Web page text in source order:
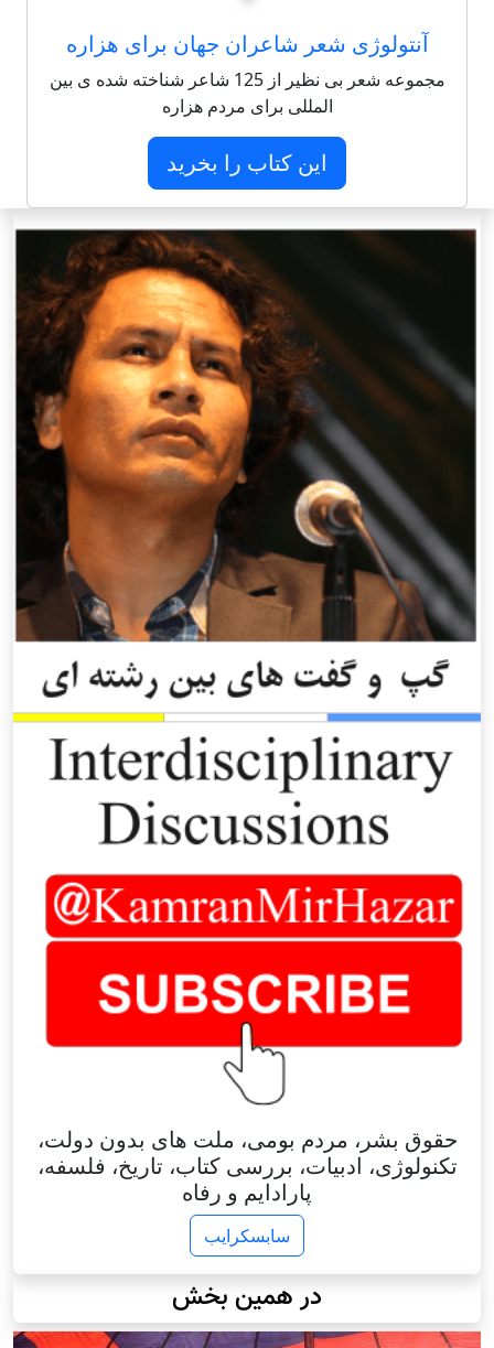
آنتولوژی شعر شاعران جهان برای هزاره
مجموعه شعر بی نظیر از 125 شاعر شناخته شده ی بین
المللی برای مردم هزاره
این کتاب را بخرید
حقوق بشر، مردم بومی، ملت های بدون دولت،
تکنولوژی، ادبیات، بررسی کتاب، تاریخ، فلسفه،
پارادایم و رفاه
سابسکرایب
در همین بخش